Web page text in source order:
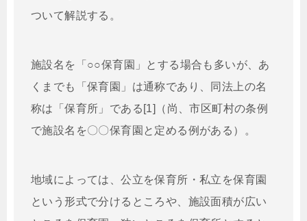
ついて解説する。
施設名を「○○保育園」とする場合も多いが、あ
くまでも「保育園」は通称であり、同法上の名
称は「保育所」である[1]（尚、市区町村の条例
で施設名を〇〇保育園と定める例がある）。
地域によっては、公立を保育所・私立を保育園
という形式で分けるところや、施設面積が広い